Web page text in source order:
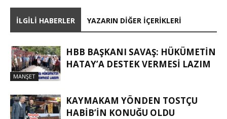
İLGILI HABERLER YAZARIN DIĞER İÇERIKLERI
MANŞET
HBB BAŞKANI SAVAŞ: HÜKÜMETİN
HATAY’A DESTEK VERMESİ LAZIM
KAYMAKAM YÖNDEN TOSTÇU
HABIB’IN KONUĞU OLDU